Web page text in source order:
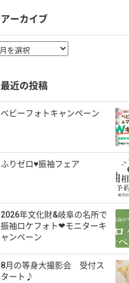
アーカイブ
ア
ー
イ
ブ
最近の投稿
ベビーフォトキャンペーン
ふりゼロ♥振袖フェア
2026年文化財&岐阜の名所で
振袖ロケフォト❤モニターキ
ャンペーン
8月の等身大撮影会 受付ス
タート♪